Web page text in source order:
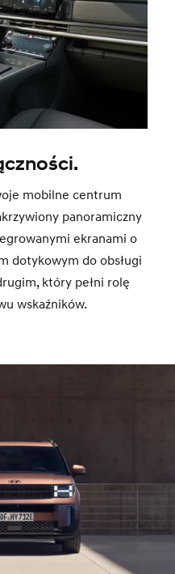
mobilne centrum
panoramiczny
ekranami o
dotykowym do obsługi
który pełni rolę
wskaźników.